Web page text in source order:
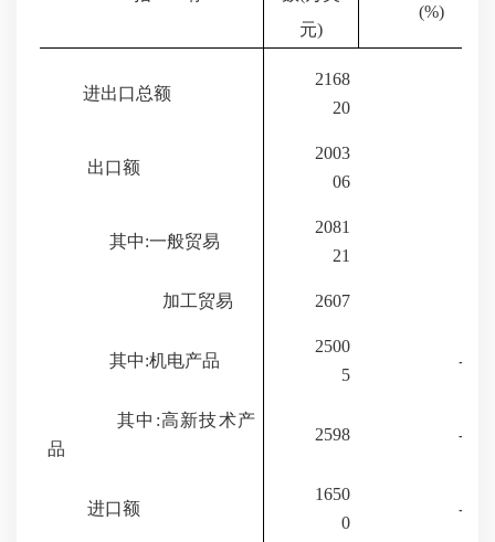
元)
(%)
进出口总额
2168
20
出口额
2003
06
其中:一般贸易
2081
21
加工贸易 2607
其中:机电产品
2500
5
-59.4
其中:高新技术产
品
2598 -78.0
进口额
1650
0
-19.2